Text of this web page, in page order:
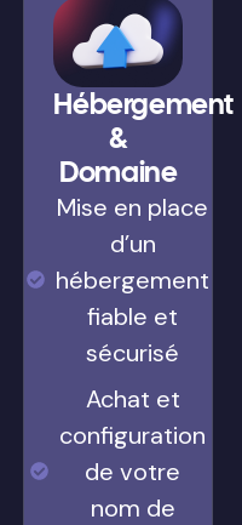
Hébergement
&
Domaine
Mise en place
d’un
hébergement
fiable et
sécurisé
Achat et
configuration
de votre
nom de